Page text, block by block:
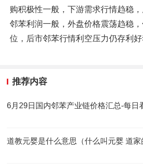
购积极性一般，下游需求行情趋稳，
邻苯利润一般，外盘价格震荡趋稳
位，后市邻苯行情利空压力仍存利好
推荐内容
6月29日国内邻苯产业链价格汇总-每日
道教元婴是什么意思（什么叫元婴 道家